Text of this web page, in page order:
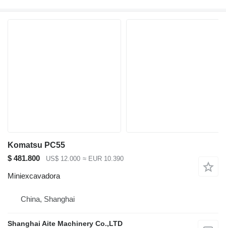
Komatsu PC55
$ 481.800
US$ 12.000 ≈ EUR 10.390
Miniexcavadora
China, Shanghai
Shanghai Aite Machinery Co.,LTD